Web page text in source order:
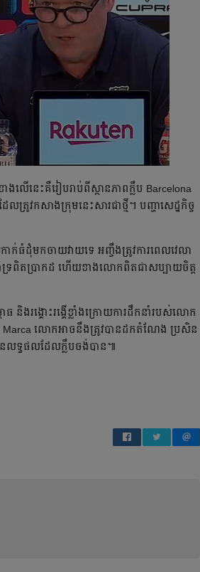
ើ​នេះ​គឺ​រៀប​រាប់​ពី​ស្ថានភាព​ក្លឹប​ Barcelona
វ​កសាង​ក្រុម​នេះ​សារ​ជា​ថ្មី​។ បញ្ហា​សេដ្ឋកិច្ច​
ក់​ធំ​ដុំ​មក​ចាយ​វាយ​ទេ​ អញ្ចឹង​ត្រូវ​ការ​ពេល​វេលា​
រ​ពិត​ប្រាកដ​ ហើយ​ខាង​លោក​​ពិត​ជា​សប្បាយ​ចិត្ត​
និង​រង្គោះរង្គើ​ខ្លាំង​ក្រោយ​ការ​ដឹកនាំ​របស់​លោក​
Marca លោក​អាច​នឹង​ត្រូវ​បាន​ដក​តំណែង​ ប្រសិន​
លទ្ធផល​ដែល​ក្លឹប​ចង់​បាន​៕